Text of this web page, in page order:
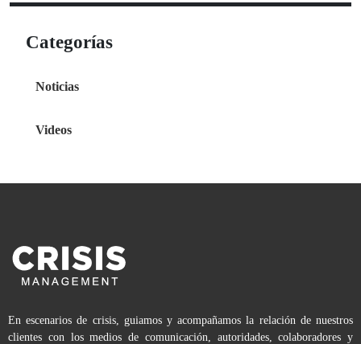
Categorías
Noticias
Videos
En escenarios de crisis, guiamos y acompañamos la relación de nuestros
clientes con los medios de comunicación, autoridades, colaboradores y